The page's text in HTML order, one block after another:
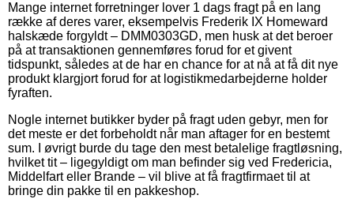
Mange internet forretninger lover 1 dags fragt på en lang
række af deres varer, eksempelvis Frederik IX Homeward
halskæde forgyldt – DMM0303GD, men husk at det beroer
på at transaktionen gennemføres forud for et givent
tidspunkt, således at de har en chance for at nå at få dit nye
produkt klargjort forud for at logistikmedarbejderne holder
fyraften.
Nogle internet butikker byder på fragt uden gebyr, men for
det meste er det forbeholdt når man aftager for en bestemt
sum. I øvrigt burde du tage den mest betalelige fragtløsning,
hvilket tit – ligegyldigt om man befinder sig ved Fredericia,
Middelfart eller Brande – vil blive at få fragtfirmaet til at
bringe din pakke til en pakkeshop.